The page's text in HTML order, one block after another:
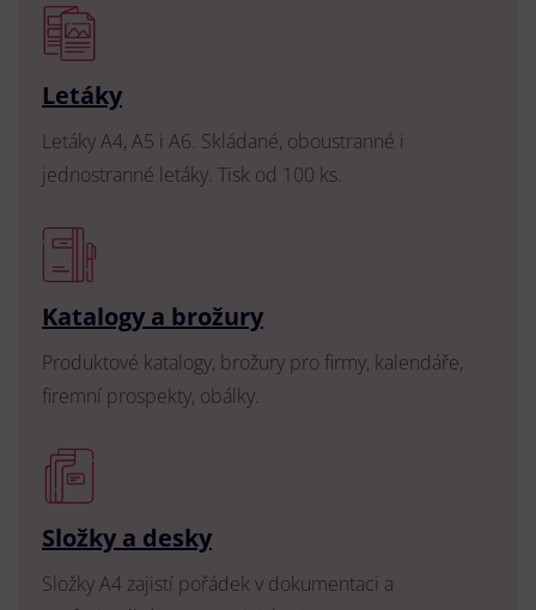
Letáky
Letáky A4, A5 i A6. Skládané, oboustranné i
jednostranné letáky. Tisk od 100 ks.
Katalogy a brožury
Produktové katalogy, brožury pro firmy, kalendáře,
firemní prospekty, obálky.
Složky a desky
Složky A4 zajistí pořádek v dokumentaci a